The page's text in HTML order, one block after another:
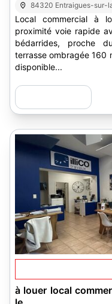
84320 Entraigues-sur-
Local commercial à
proximité voie rapide
bédarrides, proche
terrasse ombragée 160 m2 parking loyer
disponible...
à louer local